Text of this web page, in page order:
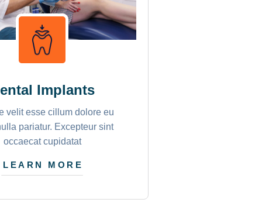
Implants
velit esse cillum dolore eu
pariatur. Excepteur sint
occaecat cupidatat
LEARN MORE